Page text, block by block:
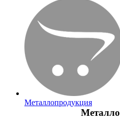
Металлопродукция